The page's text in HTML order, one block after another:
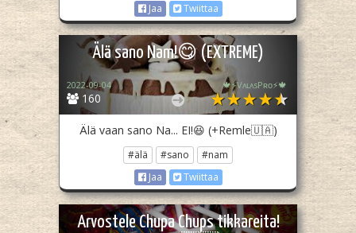
Jaa
Twiittaa
Älä sano Nam!😋 (EXTREME)
160
2022-09-04 🍁⚡️VᴀʟᴀsPʀᴏ⚡️🍁
Älä vaan sano Na... EI!😆 (+Remle🇺🇦)
#älä #sano
#nam
Jaa
Twiittaa
Arvostele Chupa Chups tikkareita!